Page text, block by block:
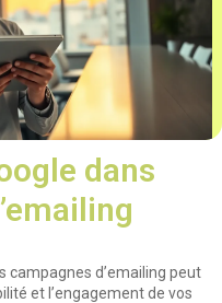
dans
campagnes d’emailing peut
et l’engagement de vos